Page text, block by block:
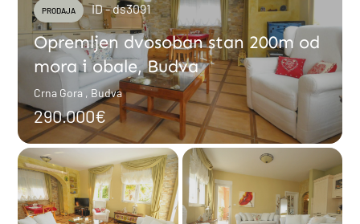
PRODAJA ID - ds3091
Opremljen dvosoban stan 200m od
mora i obale, Budva
Crna Gora , Budva
290.000€